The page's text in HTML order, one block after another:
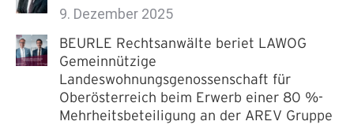
9. Dezember 2025
BEURLE Rechtsanwälte beriet LAWOG
Gemeinnützige
Landeswohnungsgenossenschaft für
Oberösterreich beim Erwerb einer 80 %-
Mehrheitsbeteiligung an der AREV Gruppe